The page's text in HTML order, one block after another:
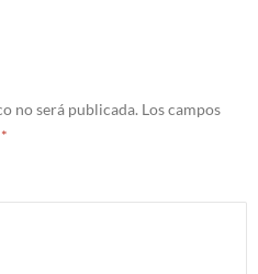
no será publicada. Los campos
*